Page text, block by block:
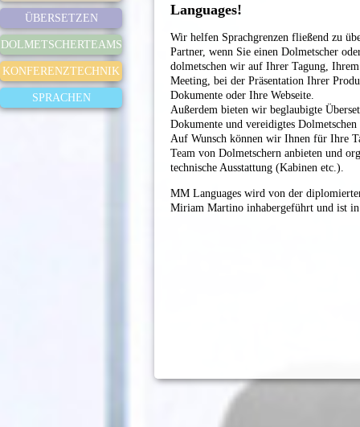
ÜBERSETZEN
DOLMETSCHERTEAMS
KONFERENZTECHNIK
SPRACHEN
Languages!
Wir helfen Sprachgrenzen fließend zu
Partner, wenn Sie einen Dolmetscher
dolmetschen wir auf Ihrer Tagung,
Meeting, bei der Präsentation Ihrer
Dokumente oder Ihre Webseite.
Außerdem bieten wir beglaubigte
Dokumente und vereidigtes
​Auf Wunsch können wir Ihnen für Ihre
Team von Dolmetschern anbieten und
technische Ausstattung (Kabinen etc.).
MM Languages wird von der
Miriam Martino inhabergeführt und ist